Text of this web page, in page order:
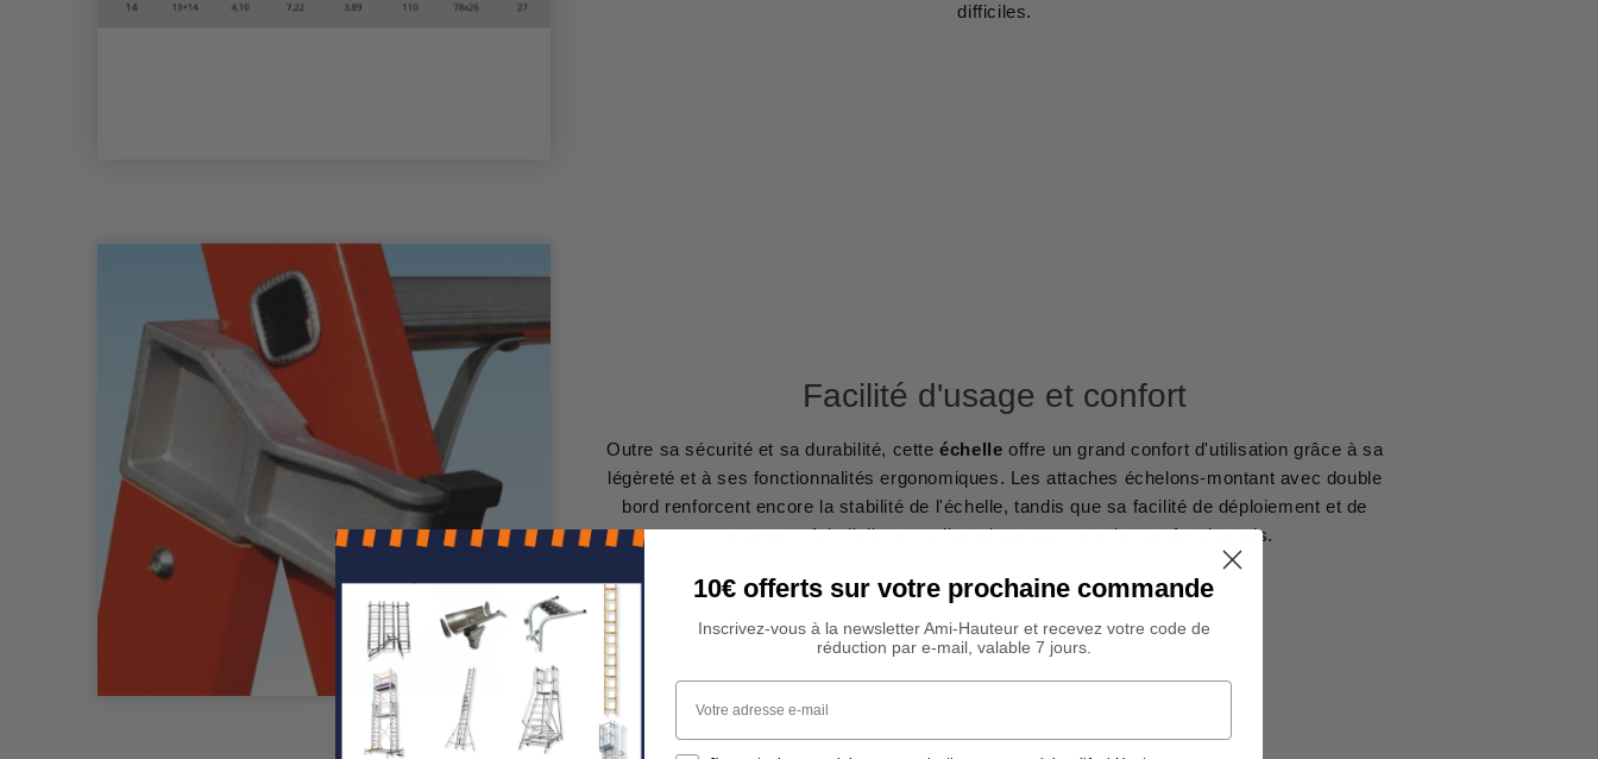
difficiles.
Facilité d'usage et confort
Outre sa sécurité et sa durabilité, cetteéchelle offre un grand confort d'utilisation grâce à sa
légèreté et à ses fonctionnalités ergonomiques. Les attaches échelons-montant avec double
bord renforcent encore la stabilité de l'échelle, tandis que sa facilité de déploiement et de
rangement fait d'elle un outil pratique pour tous les professionnels.
10€ offerts sur votre prochaine commande
Inscrivez-vous à la newsletter Ami-Hauteur et recevez votre code de
réduction par e-mail, valable 7 jours.
Votre adresse e-mail